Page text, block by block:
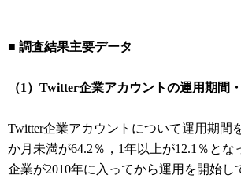
■ 調査結果主要データ
（1）Twitter企業アカウントの運用期間
Twitter企業アカウントについて運用期間
か月未満が64.2％，1年以上が12.1％とな
企業が2010年に入ってから運用を開始し